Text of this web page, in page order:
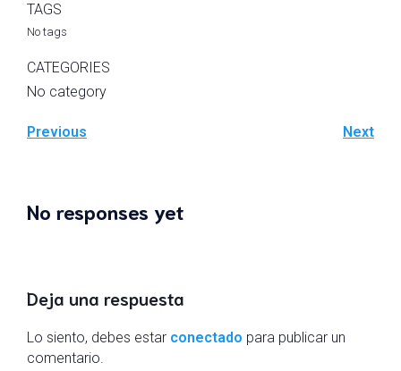
TAGS
No tags
CATEGORIES
No category
Previous Next
No responses yet
Deja una respuesta
Lo siento, debes estar conectado para publicar un
comentario.